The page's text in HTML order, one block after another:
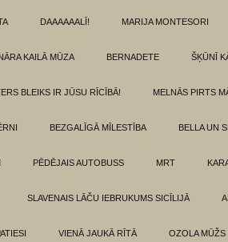
DAAAAAALĪ! MARIJA MONTESORI
KAILĀ MŪZA BERNADETE ŠĶŪNĪ
BLEIKS IR JŪSU RĪCĪBĀ! MELNĀS PIRTS
BEZGALĪGĀ MĪLESTĪBA BELLA UN
PĒDĒJAIS AUTOBUSS MRT
SLAVENAIS LĀČU IEBRUKUMS SICĪLIJĀ
VIENĀ JAUKĀ RĪTĀ OZOLA MŪŽS